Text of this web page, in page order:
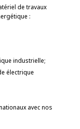
de travaux
:
industrielle;
électrique
avec nos